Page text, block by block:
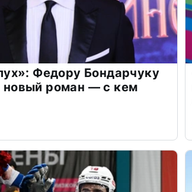
Федору Бондарчуку
новый роман — с кем